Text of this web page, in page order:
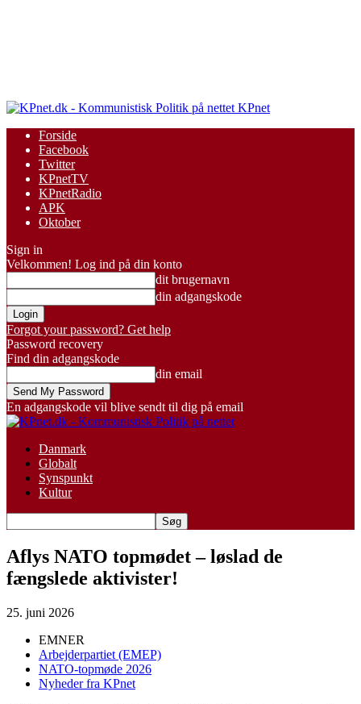
KPnet
Forside
Facebook
Twitter
KPnetTV
KPnetRadio
APK
Oktober
Sign in
Velkommen! Log ind på din konto
dit brugernavn
din adgangskode
Forgot your password? Get help
Password recovery
Find din adgangskode
din email
En adgangskode vil blive sendt til dig på email
Danmark
Globalt
Synspunkt
Kultur
Aflys NATO topmødet – løslad de
fængslede aktivister!
25. juni 2026
EMNER
Arbejderpartiet (EMEP)
NATO-topmøde 2026
Nyheder fra KPnet